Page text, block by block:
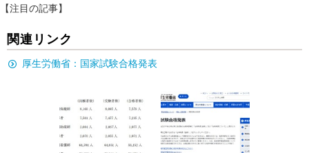
【注目の記事】
関連リンク
厚生労働省：国家試験合格発表